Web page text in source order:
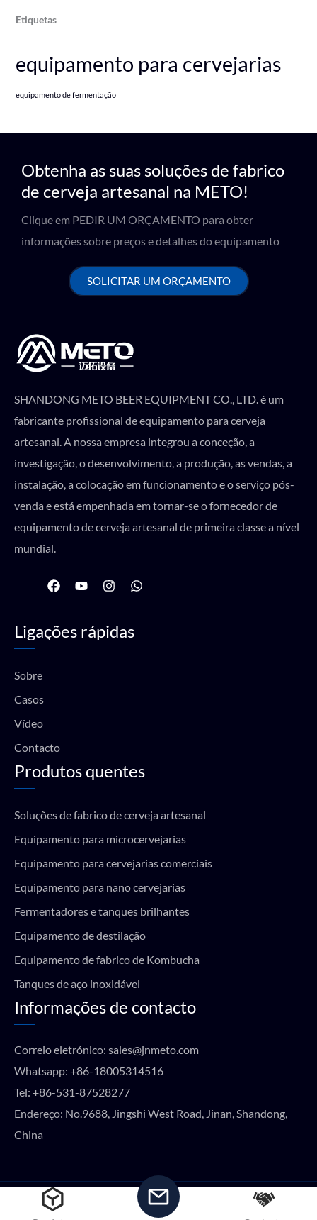
Etiquetas
equipamento para cervejarias
equipamento de fermentação
Obtenha as suas soluções de fabrico
de cerveja artesanal na METO!
Clique em PEDIR UM ORÇAMENTO para obter
informações sobre preços e detalhes do equipamento
SOLICITAR UM ORÇAMENTO
SHANDONG METO BEER EQUIPMENT CO., LTD. é um
fabricante profissional de equipamento para cerveja
artesanal. A nossa empresa integrou a conceção, a
investigação, o desenvolvimento, a produção, as vendas, a
instalação, a colocação em funcionamento e o serviço pós-
venda e está empenhada em tornar-se o fornecedor de
equipamento de cerveja artesanal de primeira classe a nível
mundial.
F
a
b
o
Y
o
u
b
I
n
a
g
W
h
Ligações rápidas
Sobre
Casos
Vídeo
Contacto
Produtos quentes
Soluções de fabrico de cerveja artesanal
Equipamento para microcervejarias
Equipamento para cervejarias comerciais
Equipamento para nano cervejarias
Fermentadores e tanques brilhantes
Equipamento de destilação
Equipamento de fabrico de Kombucha
Tanques de aço inoxidável
Informações de contacto
Correio eletrónico: sales@jnmeto.com
Whatsapp: +86-18005314516
Tel: +86-531-87528277
Endereço: No.9688, Jingshi West Road, Jinan, Shandong,
China
Copyright © METO EQUIPMENT 2024 Todos os direitos